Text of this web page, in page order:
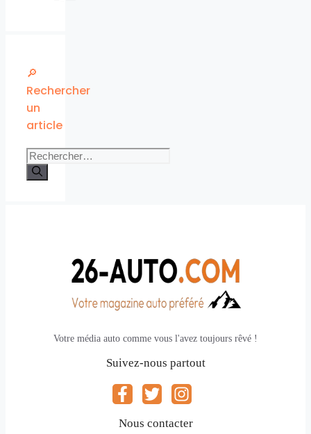
🔎
Rechercher
un
article
Rechercher :
Votre média auto comme vous l'avez toujours rêvé !
Suivez-nous partout
Nous contacter